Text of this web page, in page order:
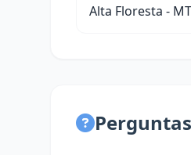
Alta Floresta -